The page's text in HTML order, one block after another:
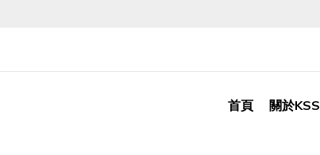
首頁 關於KSS